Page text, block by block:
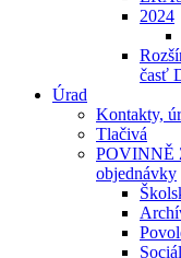
2024
časť
Úrad
Kontakty,
Tlačivá
POVINNĚ
objednávky